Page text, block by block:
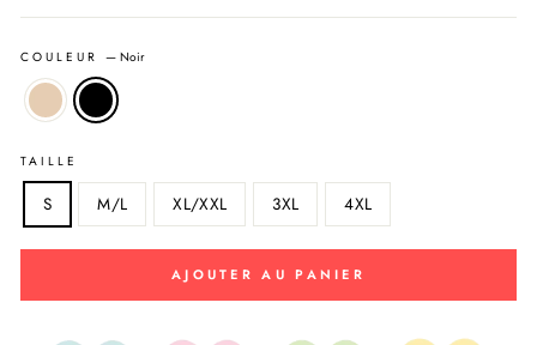
COULEUR—Noir
TAILLE
S M/L XL/XXL 3XL 4XL
AJOUTER AU PANIER